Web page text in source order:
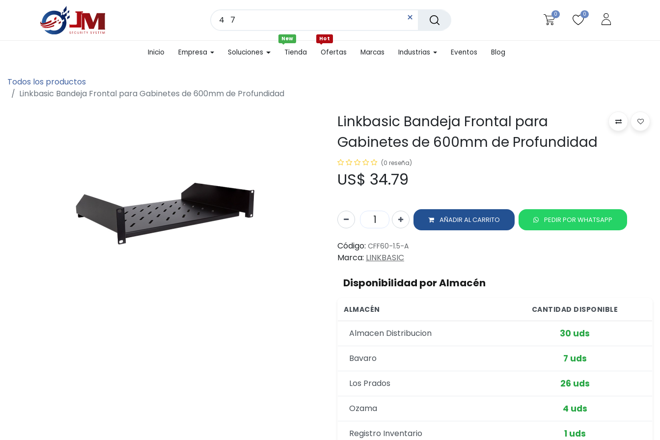
0 0
Inicio Empresa Soluciones Tienda
New
Ofertas
Hot
Marcas Industrias Eventos Blog
Todos los productos
Linkbasic Bandeja Frontal para Gabinetes de 600mm de Profundidad
Linkbasic Bandeja Frontal para
Gabinetes de 600mm de Profundidad
(0 reseña)
US$ 34.79
AÑADIR AL CARRITO PEDIR POR WHATSAPP
Código: CFF60-1.5-A
Marca: LINKBASIC
Disponibilidad por Almacén
ALMACÉN CANTIDAD DISPONIBLE
Almacen Distribucion 30 uds
Bavaro 7 uds
Los Prados 26 uds
Ozama 4 uds
Registro Inventario 1 uds